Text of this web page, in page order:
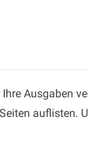
Ausgaben
auflisten.